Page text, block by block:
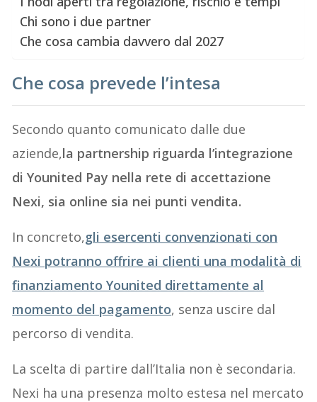
Chi sono i due partner
Che cosa cambia davvero dal 2027
Che cosa prevede l’intesa
Secondo quanto comunicato dalle due
aziende,la partnership riguarda l’integrazione
di Younited Pay nella rete di accettazione
Nexi, sia online sia nei punti vendita.
In concreto,gli esercenti convenzionati con
Nexi potranno offrire ai clienti una modalità di
finanziamento Younited direttamente al
momento del pagamento, senza uscire dal
percorso di vendita.
La scelta di partire dall’Italia non è secondaria.
Nexi ha una presenza molto estesa nel mercato